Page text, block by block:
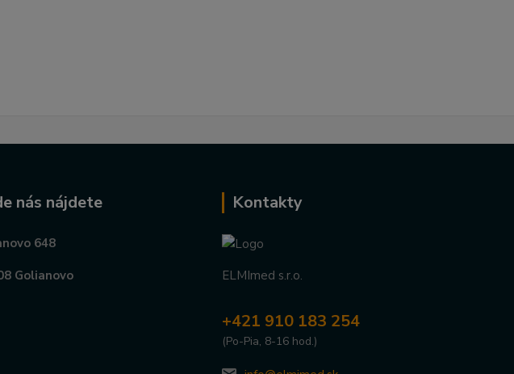
nás nájdete
648
Golianovo
Kontakty
ELMImed s.r.o.
+421 910 183 254
(Po-Pia, 8-16 hod.)